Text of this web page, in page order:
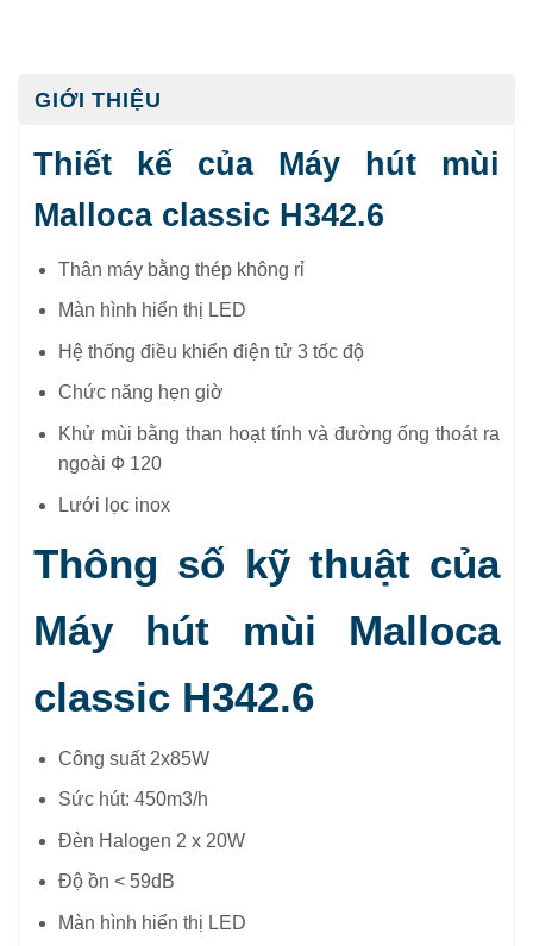
GIỚI THIỆU
Thiết kế của Máy hút mùi
Malloca classic H342.6
Thân máy bằng thép không rỉ
Màn hình hiển thị LED
Hệ thống điều khiển điện tử 3 tốc độ
Chức năng hẹn giờ
Khử mùi bằng than hoạt tính và đường ống thoát ra
ngoài Ф 120
Lưới lọc inox
Thông số kỹ thuật của
Máy hút mùi Malloca
classic H342.6
Công suất 2x85W
Sức hút: 450m3/h
Đèn Halogen 2 x 20W
Độ ồn < 59dB
Màn hình hiển thị LED